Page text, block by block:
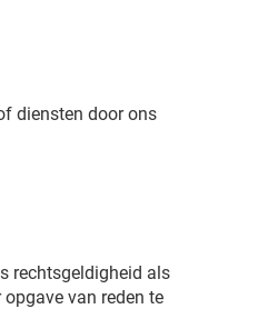
diensten door ons
rechtsgeldigheid als
van reden te